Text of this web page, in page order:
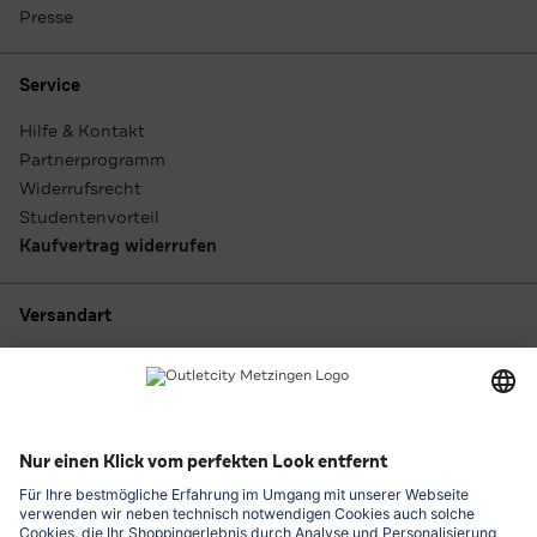
Presse
Service
Hilfe & Kontakt
Partnerprogramm
Widerrufsrecht
Studentenvorteil
Kaufvertrag widerrufen
Versandart